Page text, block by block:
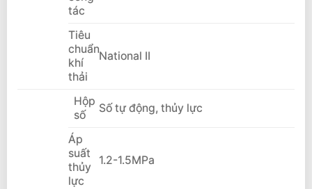
tác
Tiêu
chuẩn
khí
thải
National II
Hộp
số
Số tự động, thủy lực
Áp
suất
thủy
lực
1.2-1.5MPa